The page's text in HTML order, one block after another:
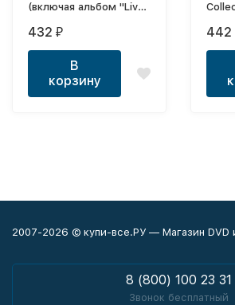
(включая альбом "Live
Deluxe Edition" и
БОНУС)*
432 ₽
В
корзину
The
442
2007-2026 © купи-все.РУ — Магазин DVD
8 (800) 100 23 31
Звонок бесплатный